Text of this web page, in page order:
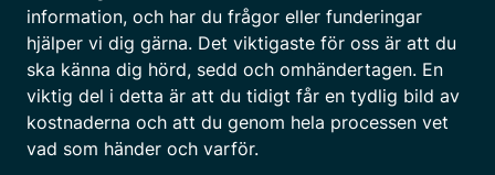
information, och har du frågor eller funderingar
hjälper vi dig gärna. Det viktigaste för oss är att du
ska känna dig hörd, sedd och omhändertagen. En
viktig del i detta är att du tidigt får en tydlig bild av
kostnaderna och att du genom hela processen vet
vad som händer och varför.